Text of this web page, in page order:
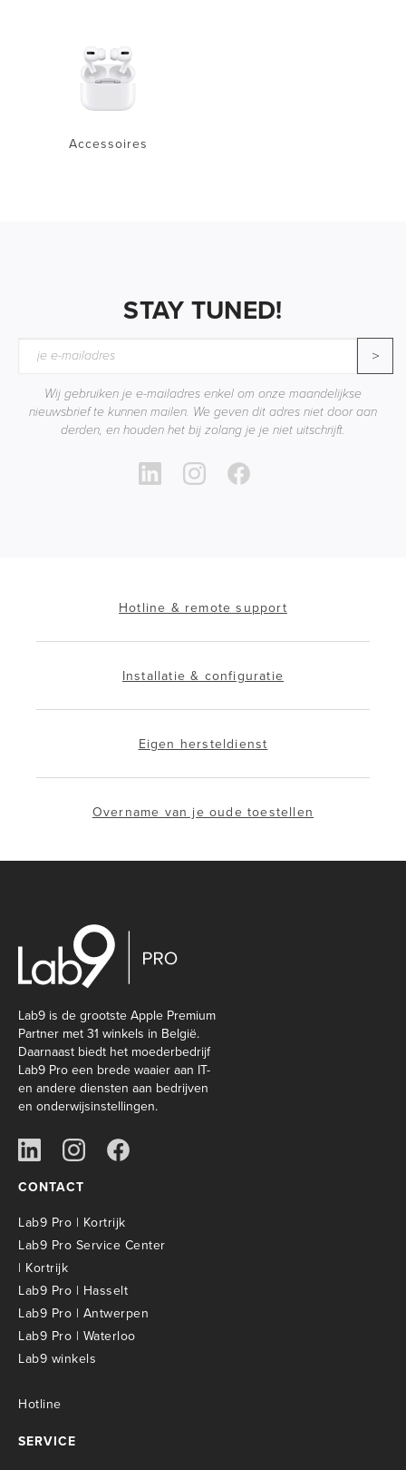
Accessoires
STAY TUNED!
>
Wij gebruiken je e-mailadres enkel om onze maandelijkse
nieuwsbrief te kunnen mailen. We geven dit adres niet door aan
derden, en houden het bij zolang je je niet uitschrijft.
Hotline & remote support
Installatie & configuratie
Eigen hersteldienst
Overname van je oude toestellen
Lab9 is de grootste Apple Premium
Partner met 31 winkels in België.
Daarnaast biedt het moederbedrijf
Lab9 Pro een brede waaier aan IT-
en andere diensten aan bedrijven
en onderwijsinstellingen.
CONTACT
Lab9 Pro | Kortrijk
Lab9 Pro Service Center
| Kortrijk
Lab9 Pro | Hasselt
Lab9 Pro | Antwerpen
Lab9 Pro | Waterloo
Lab9 winkels
Hotline
SERVICE